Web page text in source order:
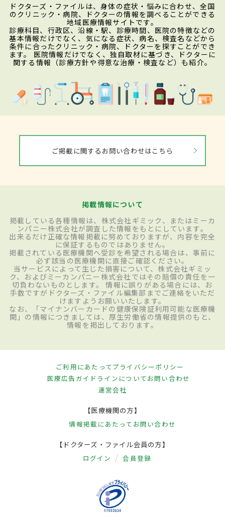
ドクターズ・ファイルは、身体の症状・悩みに合わせ、全国
のクリニック・病院、ドクターの情報を調べることができる
地域医療情報サイトです。
診療科目、行政区、沿線・駅、診療時間、医院の特徴などの
基本情報だけでなく、気になる症状、病名、検査名などから
条件に合ったクリニック・病院、ドクターを探すことができ
ます。 医院情報だけでなく、独自取材に基づき、ドクターに
関する情報（診療方針や得意な治療・検査など）も紹介。
ご掲載に関するお問い合わせはこちら
掲載情報について
掲載している各種情報は、株式会社ギミック、またはミーカ
ンパニー株式会社が調査した情報をもとにしています。
出来るだけ正確な情報掲載に努めておりますが、内容を完全
に保証するものではありません。
掲載されている医療機関へ受診を希望される場合は、事前に
必ず該当の医療機関に直接ご確認ください。
当サービスによって生じた損害について、株式会社ギミッ
ク、およびミーカンパニー株式会社ではその賠償の責任を一
切負わないものとします。 情報に誤りがある場合には、お
手数ですがドクターズ・ファイル編集部までご連絡をいただ
けますようお願いいたします。
なお、「マイナンバーカードの健康保険証利用可能な医療機
関」の情報につきましては、厚生労働省の情報提供のもと、
情報を掲出しております。
ご利用にあたってプライバシーポリシー
医療広告ガイドラインについてお問い合わせ
運営会社
【医療機関の方】
情報掲載にあたって お問い合わせ
【ドクターズ・ファイル会員の方】
ログイン 会員登録